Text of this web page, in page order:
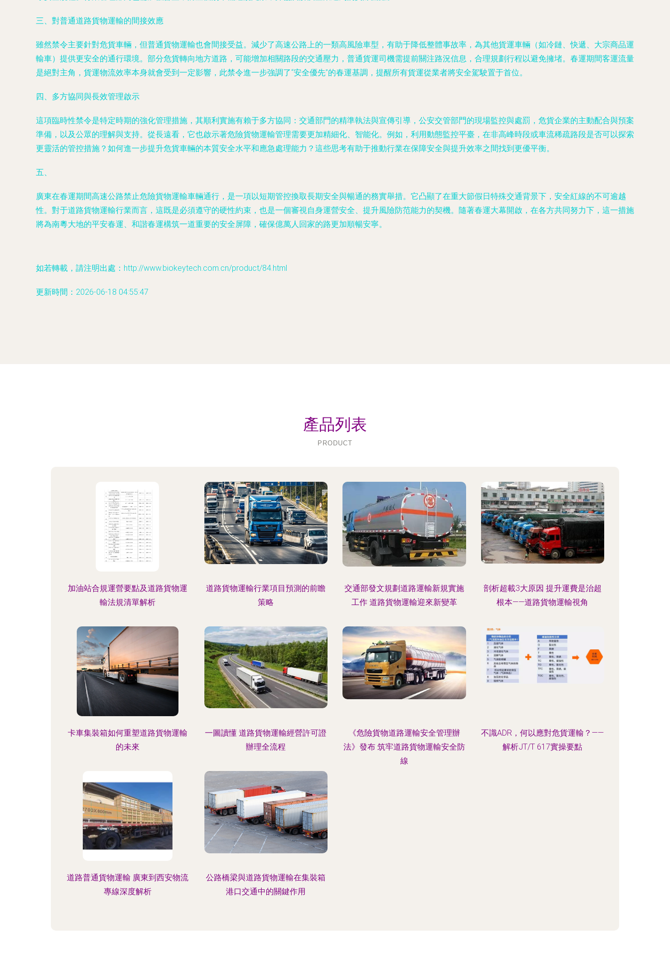
三、對普通道路貨物運輸的間接效應
雖然禁令主要針對危貨車輛，但普通貨物運輸也會間接受益。減少了高速公路上的一類高風險車型，有助于降低整體事故率，為其他貨運車輛（如冷鏈、快遞、大宗商品運
輸車）提供更安全的通行環境。部分危貨轉向地方道路，可能增加相關路段的交通壓力，普通貨運司機需提前關注路況信息，合理規劃行程以避免擁堵。春運期間客運流量
是絕對主角，貨運物流效率本身就會受到一定影響，此禁令進一步強調了“安全優先”的春運基調，提醒所有貨運從業者將安全駕駛置于首位。
四、多方協同與長效管理啟示
這項臨時性禁令是特定時期的強化管理措施，其順利實施有賴于多方協同：交通部門的精準執法與宣傳引導，公安交管部門的現場監控與處罰，危貨企業的主動配合與預案
準備，以及公眾的理解與支持。從長遠看，它也啟示著危險貨物運輸管理需要更加精細化、智能化。例如，利用動態監控平臺，在非高峰時段或車流稀疏路段是否可以探索
更靈活的管控措施？如何進一步提升危貨車輛的本質安全水平和應急處理能力？這些思考有助于推動行業在保障安全與提升效率之間找到更優平衡。
五、
廣東在春運期間高速公路禁止危險貨物運輸車輛通行，是一項以短期管控換取長期安全與暢通的務實舉措。它凸顯了在重大節假日特殊交通背景下，安全紅線的不可逾越
性。對于道路貨物運輸行業而言，這既是必須遵守的硬性約束，也是一個審視自身運營安全、提升風險防范能力的契機。隨著春運大幕開啟，在各方共同努力下，這一措施
將為南粵大地的平安春運、和諧春運構筑一道重要的安全屏障，確保億萬人回家的路更加順暢安寧。
如若轉載，請注明出處：http://www.biokeytech.com.cn/product/84.html
更新時間：2026-06-18 04:55:47
產品列表
PRODUCT
加油站合規運營要點及道路貨物運
輸法規清單解析
道路貨物運輸行業項目預測的前瞻
策略
交通部發文規劃道路運輸新規實施
工作 道路貨物運輸迎來新變革
剖析超載3大原因 提升運費是治超
根本——道路貨物運輸視角
卡車集裝箱如何重塑道路貨物運輸
的未來
一圖讀懂 道路貨物運輸經營許可證
辦理全流程
《危險貨物道路運輸安全管理辦
法》發布 筑牢道路貨物運輸安全防
線
不識ADR，何以應對危貨運輸？——
解析JT/T 617實操要點
道路普通貨物運輸 廣東到西安物流
專線深度解析
公路橋梁與道路貨物運輸在集裝箱
港口交通中的關鍵作用